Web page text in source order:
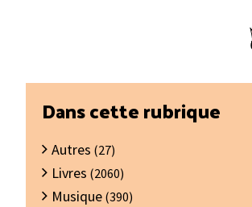
Barre
latérale
principale
Dans cette rubrique
Autres (27)
Livres (2060)
Musique (390)